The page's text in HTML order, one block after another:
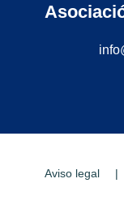
Aviso legal |